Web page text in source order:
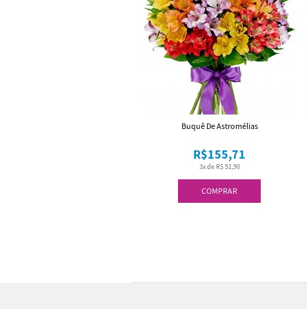
COMPRAR
3x de R$ 51,90
R$155,71
Buquê De Astromélias